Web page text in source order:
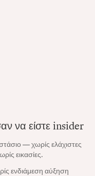
να είστε insider
— χωρίς ελάχιστες
εικασίες.
ενδιάμεση αύξηση